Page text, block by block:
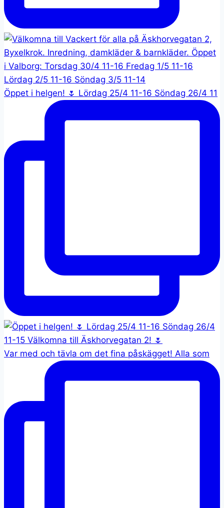
Öppet i helgen! 🌷 Lördag 25/4 11-16 Söndag 26/4 11
Var med och tävla om det fina påskägget! Alla som